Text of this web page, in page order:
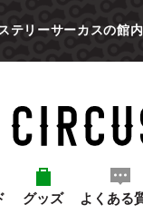
テリーサーカスの館
グッズ よくある